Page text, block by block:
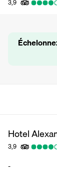
3,9
Hotel
3,9
-